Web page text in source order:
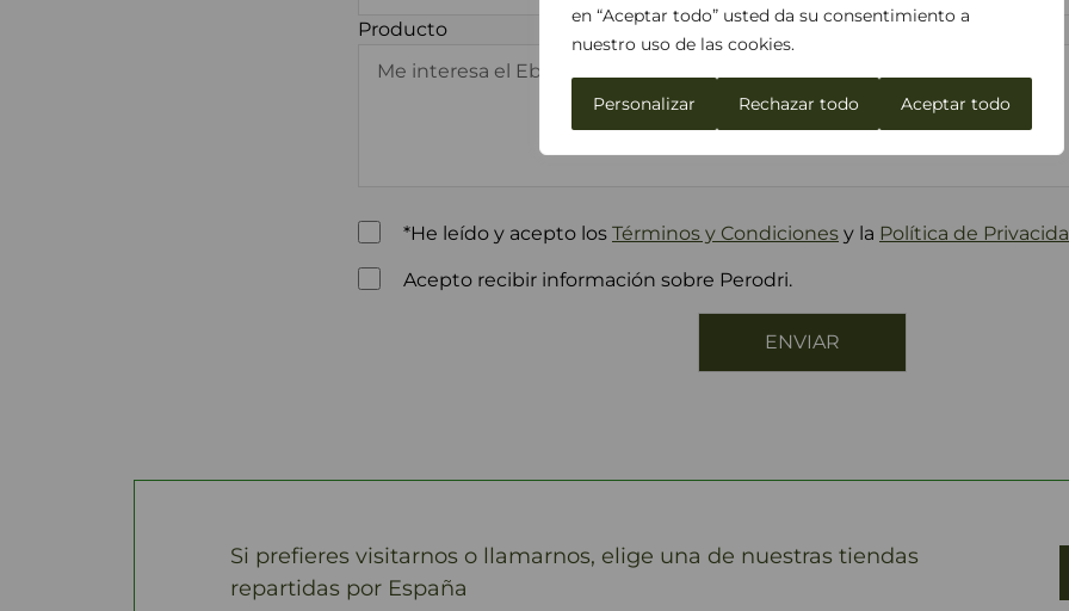
en “Aceptar todo” usted da su consentimiento a
nuestro uso de las cookies.
Personalizar Rechazar todo Aceptar todo
Producto
*He leído y acepto los Términos y Condiciones y la Política de
Acepto recibir información sobre Perodri.
Si prefieres visitarnos o llamarnos, elige una de nuestras tiendas
repartidas por España